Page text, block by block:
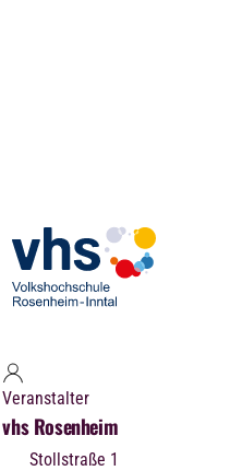
Veranstalter
vhs Rosenheim
Stollstraße 1